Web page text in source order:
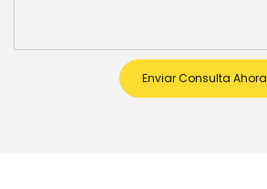
Enviar Consulta Ahora